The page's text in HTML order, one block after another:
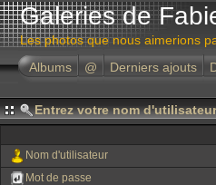
Galeries de
Les photos que nous aimerions
Albums
@ Derniers ajouts
Entrez votre nom
Nom d'utilisateur
Mot de passe